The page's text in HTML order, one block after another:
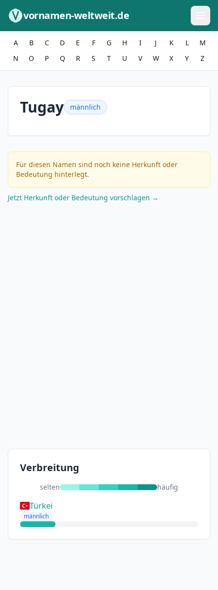
vornamen-weltweit.de
A B C D E F G H I J K L
M
N
O P Q R S T U V W X Y Z
Tugay männlich
Für diesen Namen sind noch keine Herkunft oder
Bedeutung hinterlegt.
Jetzt Herkunft oder Bedeutung vorschlagen →
Verbreitung
selten häufig
Türkei
männlich